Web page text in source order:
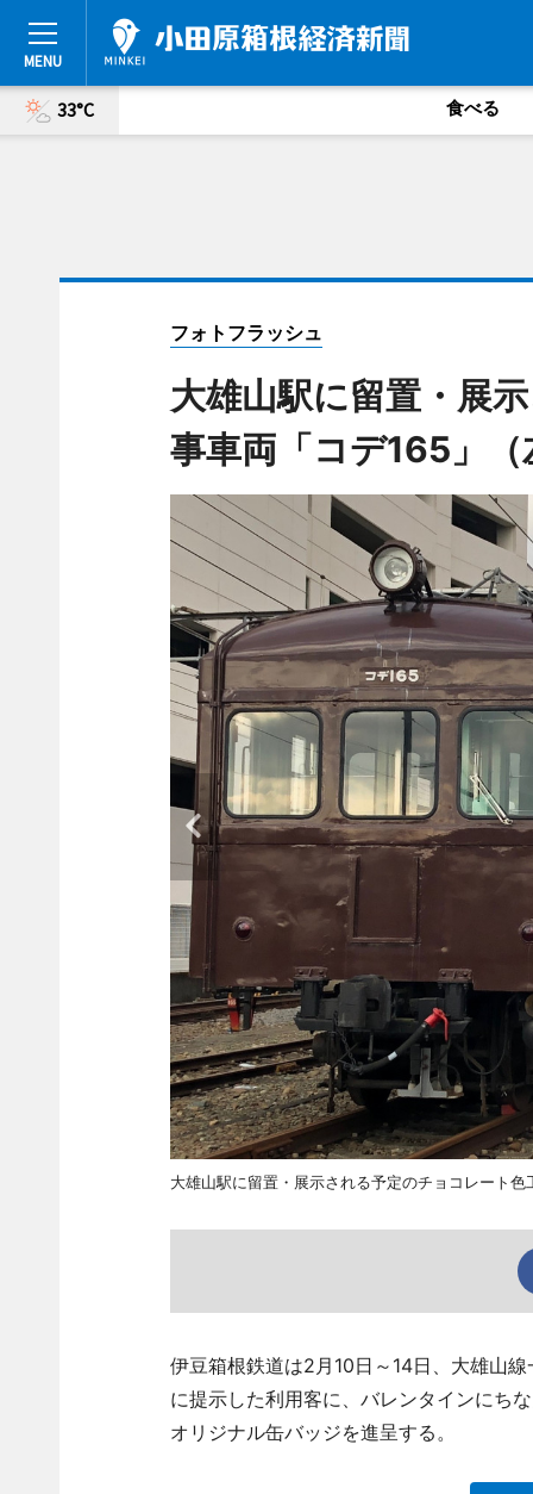
33°C 食べる
フォトフラッシュ
大雄山駅に留置・展
事車両「コデ165」（
大雄山駅に留置・展示される予定のチョコレート
伊豆箱根鉄道は2月10日～14日、大雄山
に提示した利用客に、バレンタインにち
オリジナル缶バッジを進呈する。